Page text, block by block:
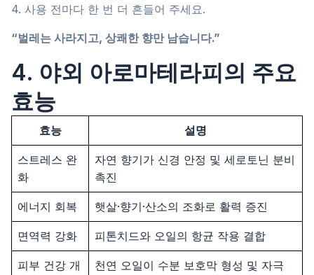
4. 사용 전마다 한 번 더 흔들어 주세요.
“벌레는 사라지고, 상쾌한 향만 남습니다.”
4. 야외 아로마테라피의 주요
효능
효능 설명
스트레스 완
화
자연 향기가 신경 안정 및 세로토닌 분비
촉진
에너지 회복 햇살·향기·산소의 조화로 활력 증진
면역력 강화 피톤치드와 오일의 항균 작용 결합
피부 건강 개
천연 오일이 수분 보호막 형성 및 자극